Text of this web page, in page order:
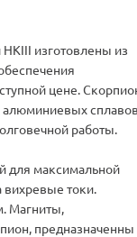
изготовлены из
цене.
алюминиевых
работы.
для максимальной
токи.
Магниты,
предназначенны